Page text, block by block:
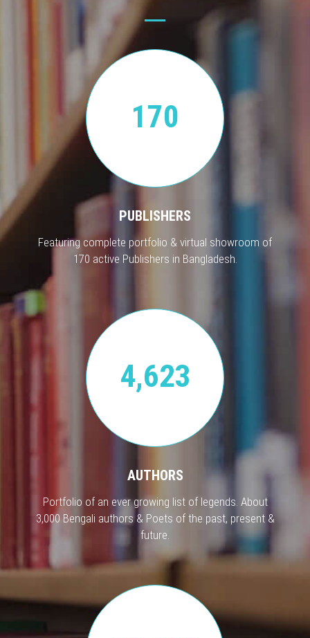
170
PUBLISHERS
Featuring complete portfolio & virtual showroom of
170 active Publishers in Bangladesh.
4,623
AUTHORS
Portfolio of an ever growing list of legends. About
3,000 Bengali authors & Poets of the past, present &
future.